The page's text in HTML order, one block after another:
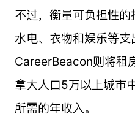
不过，衡量可负担性的
水电、衣物和娱乐等支
CareerBeacon则将租
拿大人口5万以上城市
所需的年收入。